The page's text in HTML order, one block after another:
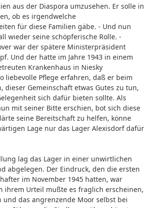
aus der Diaspora umzusehen. Er solle in
ob es irgendwelche
für diese Familien gäbe. - Und nun
wieder seine schöpferische Rolle. -
war der spätere Ministerpräsident
Und der hatte im Jahre 1943 in einem
Krankenhaus in Niesky
liebevolle Pflege erfahren, daß er beim
dieser Gemeinschaft etwas Gutes zu tun,
sich dafür bieten sollte. Als
mit seiner Bitte erschien, bot sich diese
seine Bereitschaft zu helfen, könne
Lage nur das Lager Alexisdorf dafür
lag das Lager in einer unwirtlichen
abgelegen. Der Eindruck, den die ersten
im November 1945 hatten, war
ihrem Urteil mußte es fraglich erscheinen,
und das angrenzende Moor selbst bei